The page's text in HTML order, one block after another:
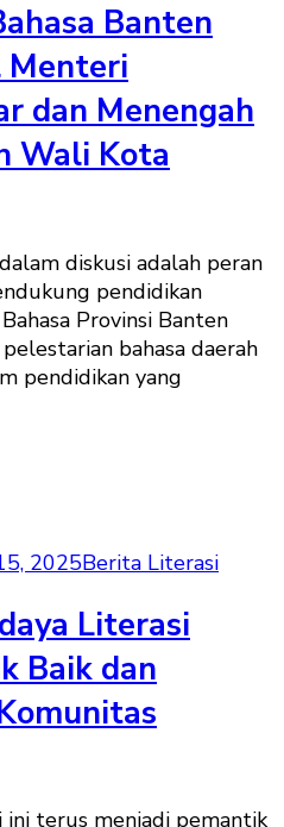
Banten
Menteri
dan Menengah
Wali Kota
diskusi adalah peran
pendidikan
Provinsi Banten
bahasa daerah
pendidikan yang
2025Berita Literasi
Literasi
Baik dan
terus menjadi pemantik